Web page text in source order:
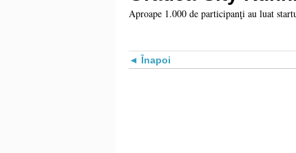
Aproape 1.000 de participanţi au luat
Înapoi